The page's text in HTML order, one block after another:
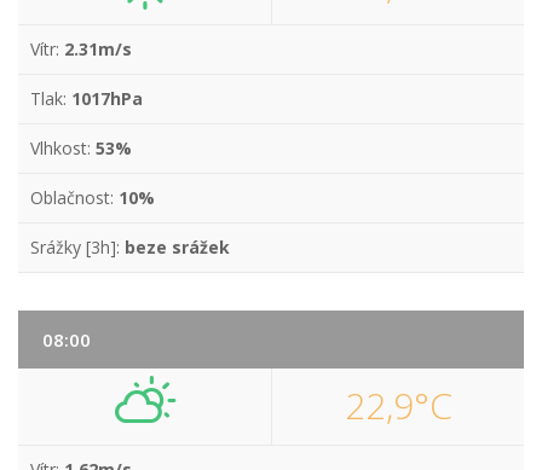
Vítr: 2.31m/s
Tlak: 1017hPa
Vlhkost: 53%
Oblačnost: 10%
Srážky [3h]: beze srážek
08:00
22,9°C